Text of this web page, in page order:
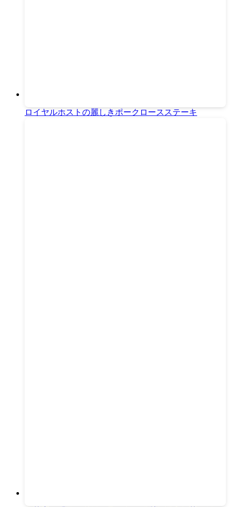
ロイヤルホストの麗しきポークロースステーキ